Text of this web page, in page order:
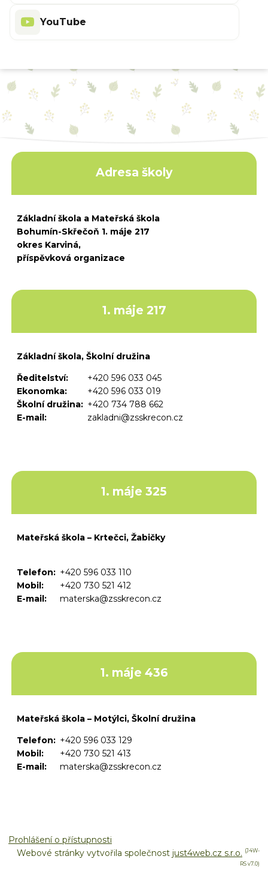
YouTube
Adresa školy
Základní škola a Mateřská škola
Bohumín-Skřečoň 1. máje 217
okres Karviná,
příspěvková organizace
1. máje 217
Základní škola, Školní družina
Ředitelství:
+420 596 033 045
Ekonomka:
+420 596 033 019
Školní družina: +420 734 788 662
E-mail:
zakladni@zsskrecon.cz
1. máje 325
Mateřská škola – Krtečci, Žabičky
Telefon: +420 596 033 110
Mobil:
+420 730 521 412
E-mail:
materska@zsskrecon.cz
1. máje 436
Mateřská škola – Motýlci, Školní družina
Telefon: +420 596 033 129
Mobil:
+420 730 521 413
E-mail:
materska@zsskrecon.cz
Prohlášení o přístupnosti
Webové stránky vytvořila společnost just4web.cz s.r.o. (J4W-
RS v7.0)